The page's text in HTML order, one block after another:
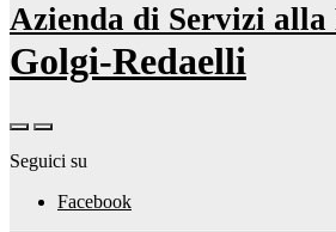
Azienda di Servizi alla
Golgi-Redaelli
Seguici su
Facebook